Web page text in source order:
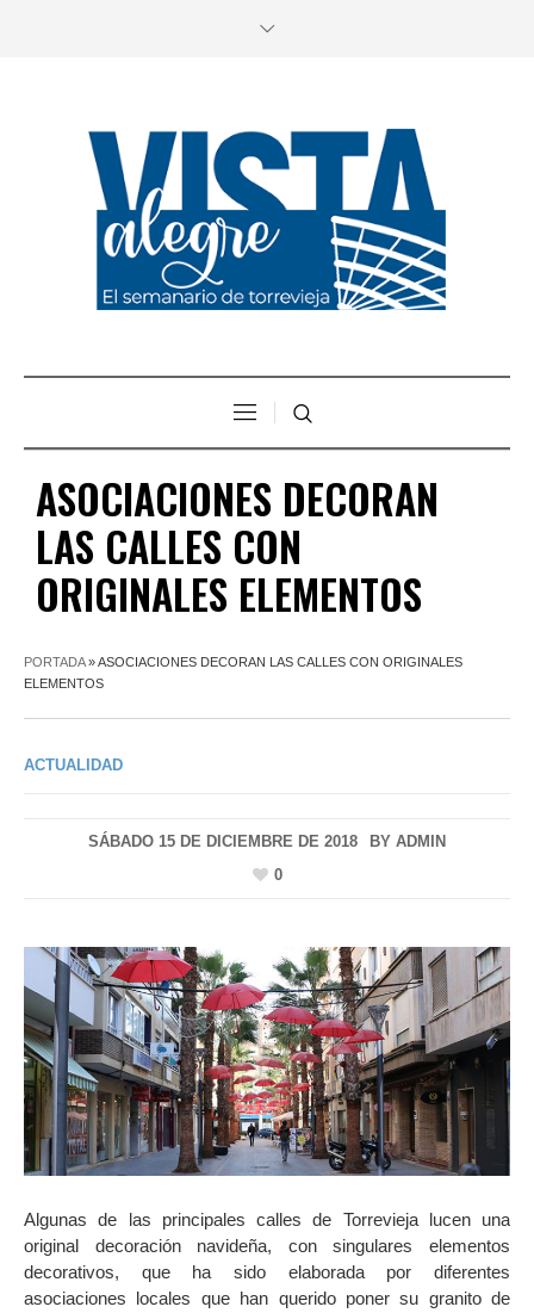
ASOCIACIONES DECORAN
LAS CALLES CON
ORIGINALES ELEMENTOS
PORTADA»ASOCIACIONES DECORAN LAS CALLES CON ORIGINALES
ELEMENTOS
ACTUALIDAD
SÁBADO 15 DE DICIEMBRE DE 2018 BY ADMIN
0
Algunas de las principales calles de Torrevieja lucen una
original decoración navideña, con singulares elementos
decorativos, que ha sido elaborada por diferentes
asociaciones locales que han querido poner su granito de